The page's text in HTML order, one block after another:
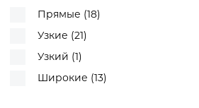
527 Slim Bootcut (2)
541 Athletic Taper (5)
555 '96 Relaxed Straight (1)
555 Relaxed Straight (1)
Прямые (18)
Узкие (21)
Узкий (1)
Широкие (13)